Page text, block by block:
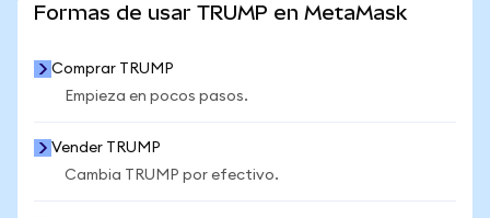
Formas de usar TRUMP en MetaMask
Comprar TRUMP
Empieza en pocos pasos.
Vender TRUMP
Cambia TRUMP por efectivo.